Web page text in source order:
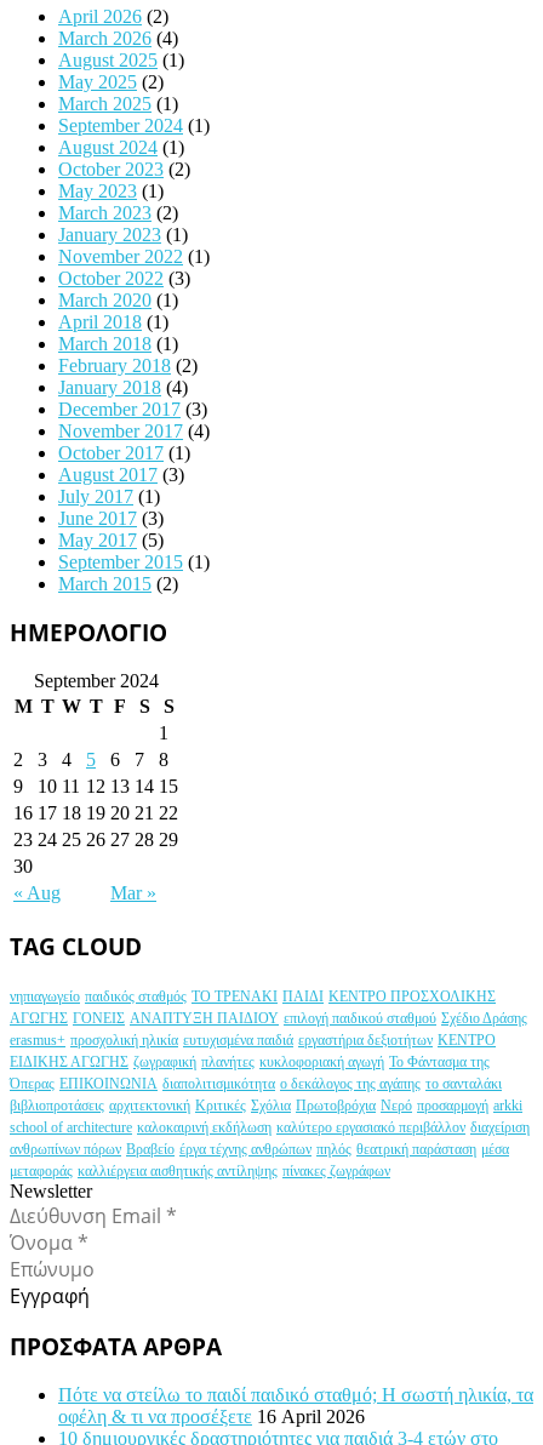
April 2026 (2)
March 2026 (4)
August 2025 (1)
May 2025 (2)
March 2025 (1)
September 2024 (1)
August 2024 (1)
October 2023 (2)
May 2023 (1)
March 2023 (2)
January 2023 (1)
November 2022 (1)
October 2022 (3)
March 2020 (1)
April 2018 (1)
March 2018 (1)
February 2018 (2)
January 2018 (4)
December 2017 (3)
November 2017 (4)
October 2017 (1)
August 2017 (3)
July 2017 (1)
June 2017 (3)
May 2017 (5)
September 2015 (1)
March 2015 (2)
ΗΜΕΡΟΛΟΓΙΟ
September 2024
M T W T F S S
« Aug Mar »
1
2
3 4 5 6 7
8
9
10 11 12 13 14 15
16 17 18 19 20 21 22
23 24 25 26 27 28 29
30
TAG CLOUD
νηπιαγωγείο παιδικός σταθμός ΤΟ ΤΡΕΝΑΚΙ ΠΑΙΔΙ ΚΕΝΤΡΟ ΠΡΟΣΧΟΛΙΚΗΣ
ΑΓΩΓΗΣ ΓΟΝΕΙΣ ΑΝΑΠΤΥΞΗ ΠΑΙΔΙΟΥ επιλογή παιδικού σταθμού Σχέδιο Δράσης
erasmus+ προσχολική ηλικία ευτυχισμένα παιδιά εργαστήρια δεξιοτήτων ΚΕΝΤΡΟ
ΕΙΔΙΚΗΣ ΑΓΩΓΗΣ ζωγραφική πλανήτες κυκλοφοριακή αγωγή Το Φάντασμα της
Όπερας ΕΠΙΚΟΙΝΩΝΙΑ διαπολιτισμικότητα ο δεκάλογος της αγάπης το σανταλάκι
βιβλιοπροτάσεις αρχιτεκτονική Κριτικές Σχόλια Πρωτοβρόχια Νερό προσαρμογή arkki
school of architecture καλοκαιρινή εκδήλωση καλύτερο εργασιακό περιβάλλον διαχείριση
ανθρωπίνων πόρων Βραβείο έργα τέχνης ανθρώπων πηλός θεατρική παράσταση μέσα
μεταφοράς καλλιέργεια αισθητικής αντίληψης πίνακες ζωγράφων
Newsletter
Εγγραφή
ΠΡΟΣΦΑΤΑ ΑΡΘΡΑ
Πότε να στείλω το παιδί παιδικό σταθμό; Η σωστή ηλικία, τα
οφέλη & τι να προσέξετε 16 April 2026
10 δημιουργικές δραστηριότητες για παιδιά 3-4 ετών στο